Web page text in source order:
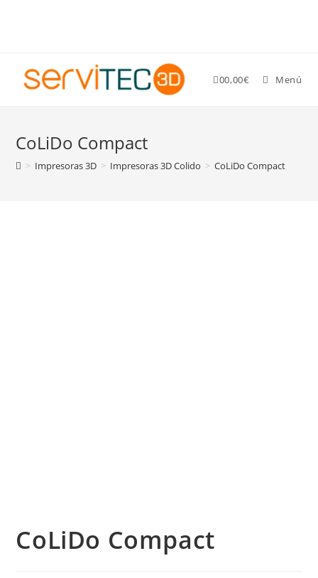
00,00€ Menú
CoLiDo Compact
> Impresoras 3D > Impresoras 3D Colido > CoLiDo Compact
CoLiDo Compact